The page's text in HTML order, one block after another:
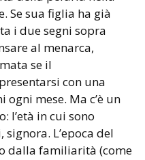
Se sua figlia ha già
i due segni sopra
al menarca,
se il
con una
mese. Ma c’è un
l’età in cui sono
L’epoca del
dalla familiarità (come